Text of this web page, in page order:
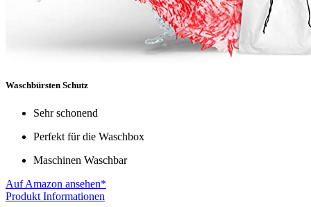
Waschbürsten Schutz
Sehr schonend
Perfekt für die Waschbox
Maschinen Waschbar
Auf Amazon ansehen*
Produkt Informationen